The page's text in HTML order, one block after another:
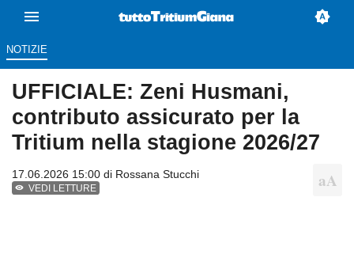
NOTIZIE
UFFICIALE: Zeni Husmani,
contributo assicurato per la
Tritium nella stagione 2026/27
17.06.2026 15:00 di Rossana Stucchi
VEDI LETTURE